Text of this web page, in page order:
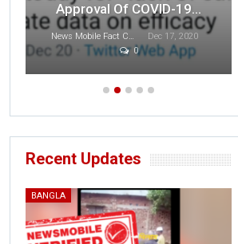
Approval Of COVID-19…
News Mobile Fact Check Bureau
Dec 17, 2020
0
Recent Updates
BANGLA